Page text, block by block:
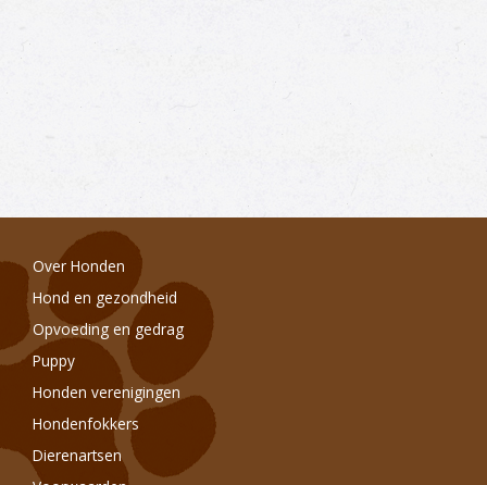
Over Honden
Hond en gezondheid
Opvoeding en gedrag
Puppy
Honden verenigingen
Hondenfokkers
Dierenartsen